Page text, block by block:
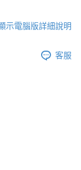
示電腦版詳細說明
客服